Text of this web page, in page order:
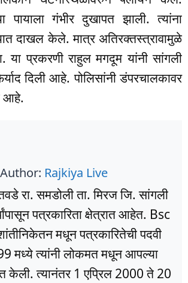
पायाला गंभीर दुखापत झाली. त्यांना
दाखल केले. मात्र अतिरक्तस्त्रावामुळे
या प्रकरणी राहुल मगदूम यांनी सांगली
दिली आहे. पोलिसांनी डंपरचालकावर
आहे.
Author: Rajkiya Live
रा. समडोली ता. मिरज जि. सांगली
पत्रकारिता क्षेत्रात आहेत. Bsc
मधून पत्रकारितेची पदवी
मध्ये त्यांनी लोकमत मधून आपल्या
केली. त्यानंतर 1 एप्रिल 2000 ते 20